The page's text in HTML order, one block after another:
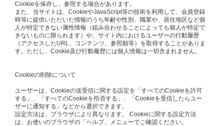
Cookieを保存し、参照する場合があります。
また、当サイトは、CookieやJavaScript等の技術を利用して、会員登録
時等に提供いただいた情報のうち年齢や性別、職業や、居住地区など個
人が特定できない属性情報（組み合わせることによっても個人が特定で
きないものに限られます）や、サイト内におけるユーザーの行動履歴
（アクセスしたURL、コンテンツ、参照順等）を取得することがありま
す。ただし、Cookie及び行動履歴には個人情報は一切含まれません。
Cookieの削除について
ユーザーは、Cookieの送受信に関する設定を「すべてのCookieを許可
する」、「すべてのCookieを拒否する」、「Cookieを受信したらユー
ザーに通知する」などから選択できます。
設定方法は、ブラウザにより異なります。 Cookieに関する設定方法
は、お使いのブラウザの「ヘルプ」メニューでご確認ください。